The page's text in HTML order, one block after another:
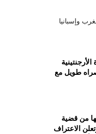
وإسبانيا
طويل مع
من قضية
الاعتراف